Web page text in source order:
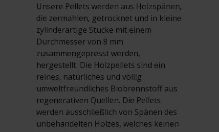
Unsere Pellets werden aus Holzspänen,
die zermahlen, getrocknet und in kleine
zylinderartige Stücke mit einem
Durchmesser von 8 mm
zusammengepresst werden,
hergestellt. Die Holzpellets sind ein
reines, natürliches und völlig
umweltfreundliches Biobrennstoff aus
regenerativen Quellen. Die Pellets
werden ausschließlich von Spänen des
unbehandelten Holzes, welches keinen